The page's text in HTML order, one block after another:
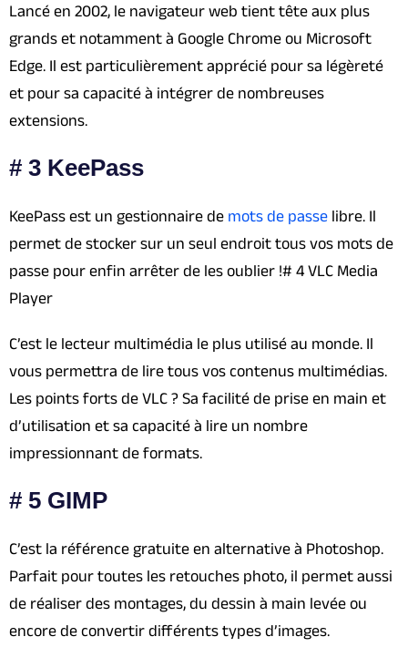
Lancé en 2002, le navigateur web tient tête aux plus
grands et notamment à Google Chrome ou Microsoft
Edge. Il est particulièrement apprécié pour sa légèreté
et pour sa capacité à intégrer de nombreuses
extensions.
# 3 KeePass
KeePass est un gestionnaire de mots de passe libre. Il
permet de stocker sur un seul endroit tous vos mots de
passe pour enfin arrêter de les oublier !# 4 VLC Media
Player
C’est le lecteur multimédia le plus utilisé au monde. Il
vous permettra de lire tous vos contenus multimédias.
Les points forts de VLC ? Sa facilité de prise en main et
d’utilisation et sa capacité à lire un nombre
impressionnant de formats.
# 5 GIMP
C’est la référence gratuite en alternative à Photoshop.
Parfait pour toutes les retouches photo, il permet aussi
de réaliser des montages, du dessin à main levée ou
encore de convertir différents types d’images.